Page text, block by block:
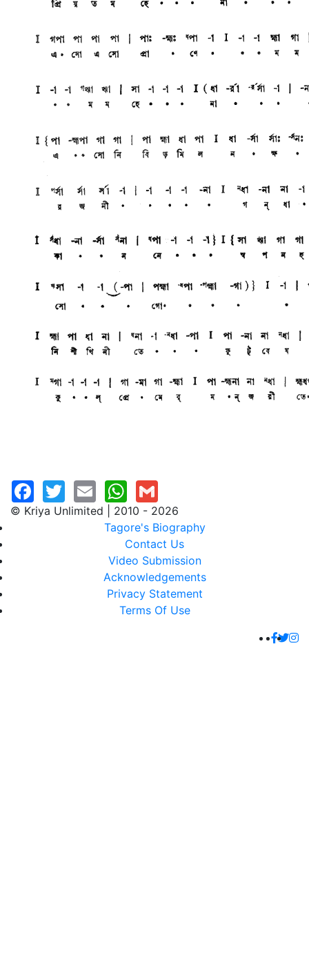
© Kriya Unlimited | 2010 - 2026
Tagore's Biography
Contact Us
Video Submission
Acknowledgements
Privacy Statement
Terms Of Use